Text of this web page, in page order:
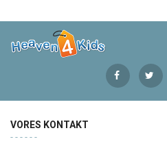
VORES KONTAKT